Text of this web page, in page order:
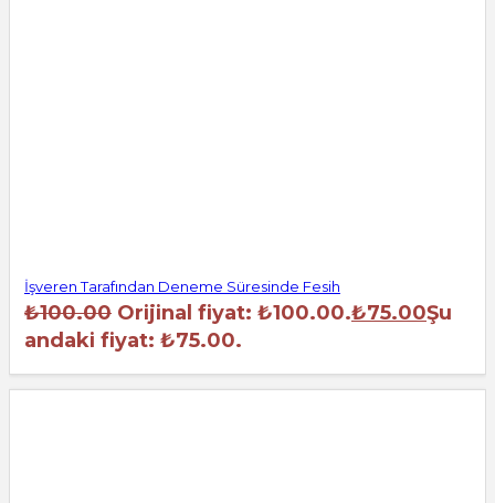
İşveren Tarafından Deneme Süresinde Fesih
₺100.00 Orijinal fiyat: ₺100.00.₺75.00Şu
andaki fiyat: ₺75.00.